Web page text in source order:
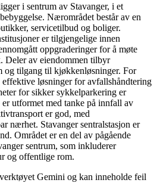
i sentrum av Stavanger, i et
Nærområdet består av en
servicetilbud og boliger.
er tilgjengelige innen
oppgraderinger for å møte
Deler av eiendommen tilbyr
og tilgang til kjøkkenløsninger. For
effektive løsninger for avfallshåndtering
for sikker sykkelparkering er
utformet med tanke på innfall av
er god, med
nærhet. Stavanger sentralstasjon er
Området er en del av pågående
sentrum, som inkluderer
og offentlige rom.
Gemini og kan inneholde feil